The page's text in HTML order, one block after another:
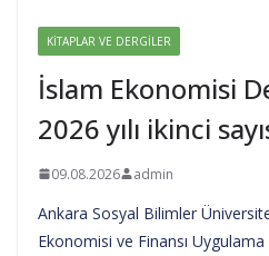
KITAPLAR VE DERGILER
İslam Ekonomisi
2026 yılı ikinci
09.08.2026 admin
Ankara Sosyal Bilimler
Ekonomisi ve Finansı